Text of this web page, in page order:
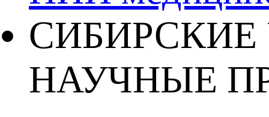
НАУЧНЫЕ